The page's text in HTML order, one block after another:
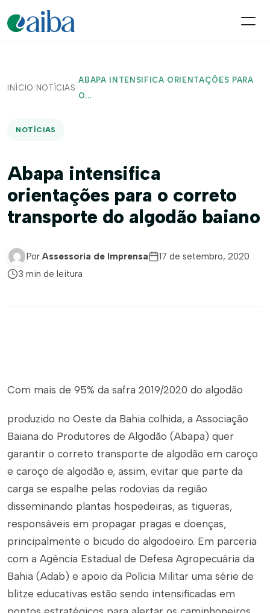
INÍCIO/ NOTÍCIAS /
ABAPA INTENSIFICA ORIENTAÇÕES PARA
O...
NOTÍCIAS
Abapa intensifica
orientações para o correto
transporte do algodão baiano
Por Assessoria de Imprensa
17 de setembro, 2020
3 min de leitura
Com mais de 95% da safra 2019/2020 do algodão
produzido no Oeste da Bahia colhida, a Associação
Baiana do Produtores de Algodão (Abapa) quer
garantir o correto transporte de algodão em caroço
e caroço de algodão e, assim, evitar que parte da
carga se espalhe pelas rodovias da região
disseminando plantas hospedeiras, as tigueras,
responsáveis em propagar pragas e doenças,
principalmente o bicudo do algodoeiro. Em parceria
com a Agência Estadual de Defesa Agropecuária da
Bahia (Adab) e apoio da Polícia Militar uma série de
blitze educativas estão sendo intensificadas em